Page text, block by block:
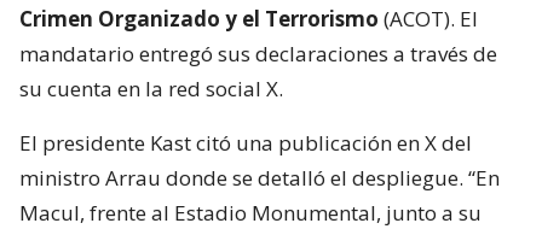
Crimen Organizado y el Terrorismo (ACOT). El
mandatario entregó sus declaraciones a través de
su cuenta en la red social X.
El presidente Kast citó una publicación en X del
ministro Arrau donde se detalló el despliegue. “En
Macul, frente al Estadio Monumental, junto a su